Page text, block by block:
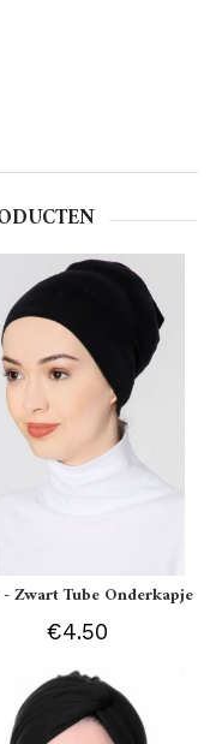
Zwart Tube Onderkapje
€4.50